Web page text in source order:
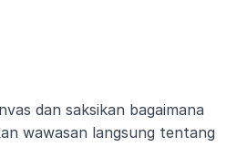
dan saksikan bagaimana
wawasan langsung tentang